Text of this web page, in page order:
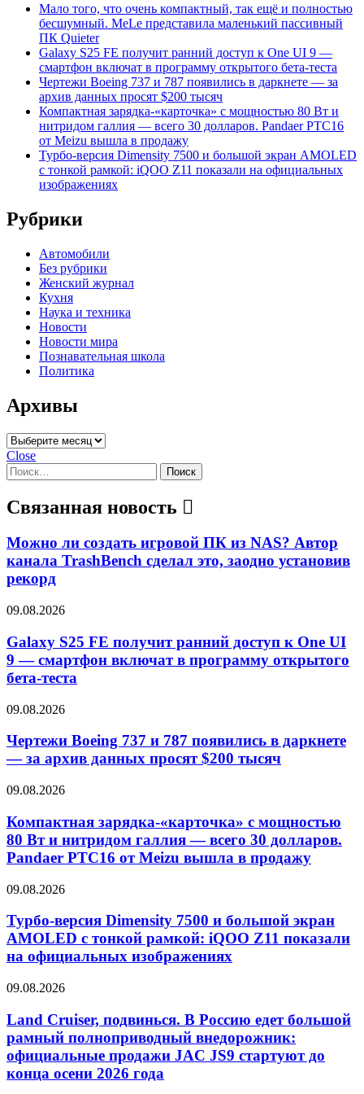
Мало того, что очень компактный, так ещё и полностью
бесшумный. MeLe представила маленький пассивный
ПК Quieter
Galaxy S25 FE получит ранний доступ к One UI 9 —
смартфон включат в программу открытого бета-теста
Чертежи Boeing 737 и 787 появились в даркнете — за
архив данных просят $200 тысяч
Компактная зарядка-«карточка» с мощностью 80 Вт и
нитридом галлия — всего 30 долларов. Pandaer PTC16
от Meizu вышла в продажу
Турбо-версия Dimensity 7500 и большой экран AMOLED
с тонкой рамкой: iQOO Z11 показали на официальных
изображениях
Рубрики
Автомобили
Без рубрики
Женский журнал
Кухня
Наука и техника
Новости
Новости мира
Познавательная школа
Политика
Архивы
Архивы
Close
Найти:
Связанная новость
Можно ли создать игровой ПК из NAS? Автор
канала TrashBench сделал это, заодно установив
рекорд
09.08.2026
Galaxy S25 FE получит ранний доступ к One UI
9 — смартфон включат в программу открытого
бета-теста
09.08.2026
Чертежи Boeing 737 и 787 появились в даркнете
— за архив данных просят $200 тысяч
09.08.2026
Компактная зарядка-«карточка» с мощностью
80 Вт и нитридом галлия — всего 30 долларов.
Pandaer PTC16 от Meizu вышла в продажу
09.08.2026
Турбо-версия Dimensity 7500 и большой экран
AMOLED с тонкой рамкой: iQOO Z11 показали
на официальных изображениях
09.08.2026
Land Cruiser, подвинься. В Россию едет большой
рамный полноприводный внедорожник:
официальные продажи JAC JS9 стартуют до
конца осени 2026 года